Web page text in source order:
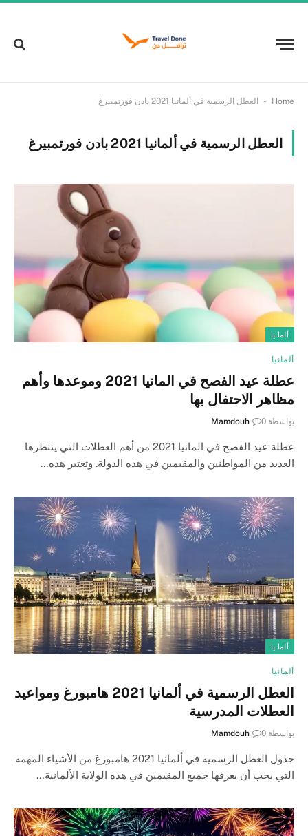
Home
- العطل الرسمية في ألمانيا 2021 بادن فورتمبيرغ
العطل الرسمية في ألمانيا 2021 بادن فورتمبيرغ
ألمانيا
ألمانيا
عطلة عيد الفصح في المانيا 2021 وموعدها وأهم
مظاهر الاحتفال بها
بواسطة Mamdouh 0
عطلة عيد الفصح في المانيا 2021 من أهم العطلات التي ينتظرها
العديد من المواطنين والمقيمين في هذه الدولة. وتعتبر هذه…
ألمانيا
ألمانيا
العطل الرسمية في ألمانيا 2021 هامبورغ ومواعيد
العطلات المدرسية
بواسطة Mamdouh 0
جدول العطل الرسمية في ألمانيا 2021 هامبورغ من الأشياء المهمة
التي يجب أن يعرفها جميع المقيمين في هذه الولاية الألمانية…